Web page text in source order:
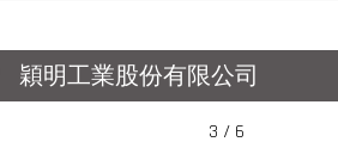
穎明工業股份有限公司
3 / 6